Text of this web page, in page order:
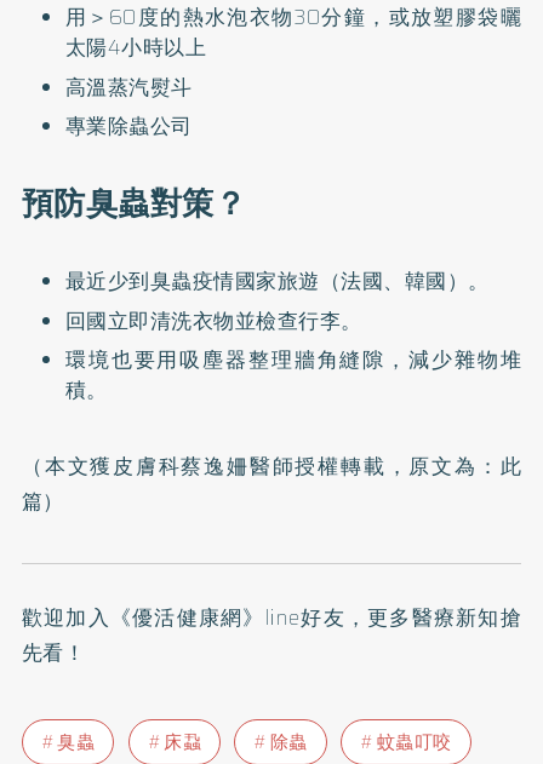
用＞60度的熱水泡衣物30分鐘，或放塑膠袋曬
太陽4小時以上
高溫蒸汽熨斗
專業除蟲公司
預防臭蟲對策？
最近少到臭蟲疫情國家旅遊（法國、韓國）。
回國立即清洗衣物並檢查行李。
環境也要用吸塵器整理牆角縫隙，減少雜物堆
積。
（本文獲皮膚科蔡逸姍醫師授權轉載，原文為： 此
篇）
歡迎加入 《優活健康網》line好友 ，更多醫療新知搶
先看！
臭蟲 床蝨 除蟲
蚊蟲叮咬